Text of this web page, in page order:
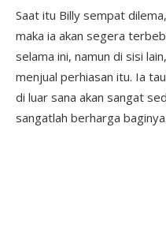
Saat itu Billy sempat
maka ia akan segera
selama ini, namun di sisi
menjual perhiasan itu. Ia
di luar sana akan sangat
sangatlah berharga baginya.